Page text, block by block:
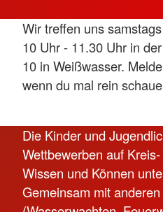
Wir treffen uns
10 Uhr - 11.30 Uhr in
10 in Weißwasser.
wenn du mal rein
Die Kinder und
Wettbewerben auf
Wissen und Können
Gemeinsam mit